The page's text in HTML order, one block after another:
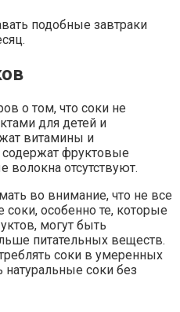
подобные завтраки
о том, что соки не
для детей и
витамины и
фруктовые
волокна отсутствуют.
во внимание, что не все
особенно те, которые
могут быть
питательных веществ.
соки в умеренных
натуральные соки без